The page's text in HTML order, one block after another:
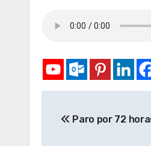
Paro por 72